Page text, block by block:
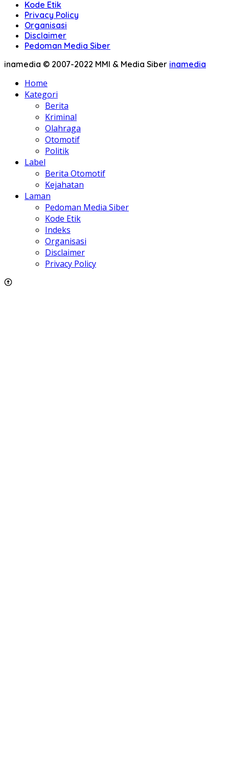
Kode Etik
Privacy Policy
Organisasi
Disclaimer
Pedoman Media Siber
inamedia © 2007-2022 MMI & Media Siber inamedia
Home
Kategori
Berita
Kriminal
Olahraga
Otomotif
Politik
Label
Berita Otomotif
Kejahatan
Laman
Pedoman Media Siber
Kode Etik
Indeks
Organisasi
Disclaimer
Privacy Policy